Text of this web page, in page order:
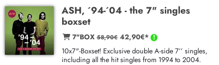
ASH, ´94-´04 - the 7" singles
boxset
7"BOX58,90€42,90€*
10x7"-Boxset! Exclusive double A-side 7’’ singles,
including all the hit singles from 1994 to 2004.